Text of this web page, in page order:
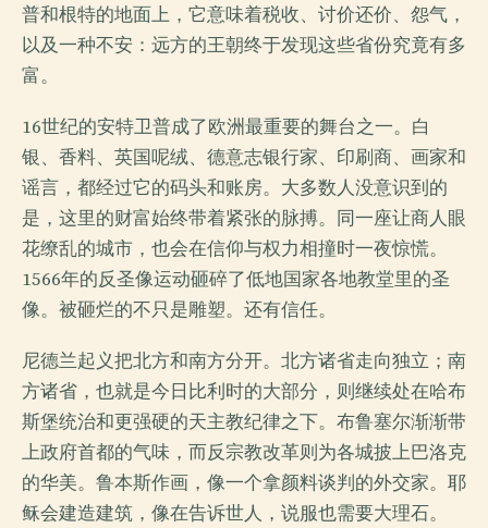
普和根特的地面上，它意味着税收、讨价还价、怨气，
以及一种不安：远方的王朝终于发现这些省份究竟有多
富。
16世纪的安特卫普成了欧洲最重要的舞台之一。白
银、香料、英国呢绒、德意志银行家、印刷商、画家和
谣言，都经过它的码头和账房。大多数人没意识到的
是，这里的财富始终带着紧张的脉搏。同一座让商人眼
花缭乱的城市，也会在信仰与权力相撞时一夜惊慌。
1566年的反圣像运动砸碎了低地国家各地教堂里的圣
像。被砸烂的不只是雕塑。还有信任。
尼德兰起义把北方和南方分开。北方诸省走向独立；南
方诸省，也就是今日比利时的大部分，则继续处在哈布
斯堡统治和更强硬的天主教纪律之下。布鲁塞尔渐渐带
上政府首都的气味，而反宗教改革则为各城披上巴洛克
的华美。鲁本斯作画，像一个拿颜料谈判的外交家。耶
稣会建造建筑，像在告诉世人，说服也需要大理石。